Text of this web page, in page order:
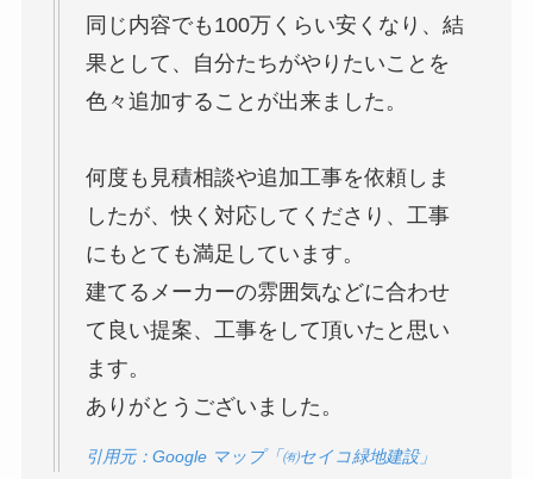
同じ内容でも100万くらい安くなり、結
果として、自分たちがやりたいことを
色々追加することが出来ました。
何度も見積相談や追加工事を依頼しま
したが、快く対応してくださり、工事
にもとても満足しています。
建てるメーカーの雰囲気などに合わせ
て良い提案、工事をして頂いたと思い
ます。
ありがとうございました。
引用元：Google マップ「㈲セイコ緑地建設」